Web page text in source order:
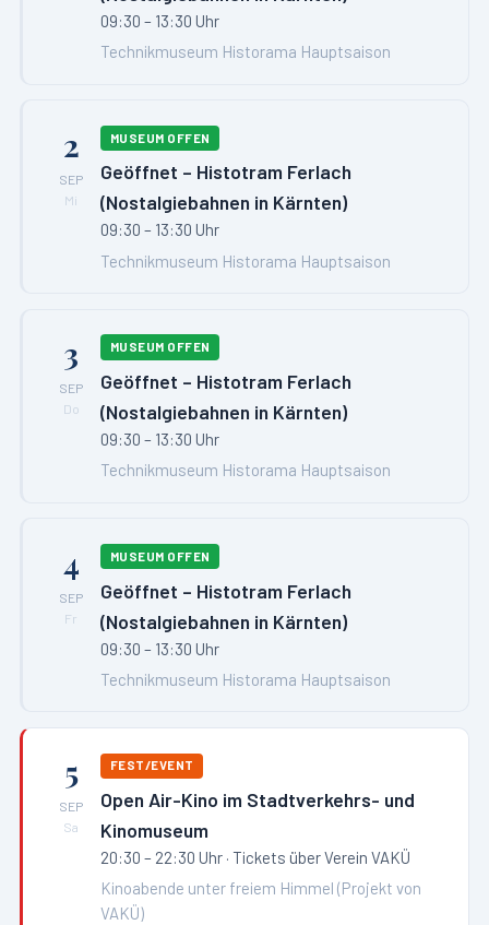
09:30 – 13:30 Uhr
Technikmuseum Historama Hauptsaison
2
SEP
Mi
MUSEUM OFFEN
Geöffnet – Histotram Ferlach
(Nostalgiebahnen in Kärnten)
09:30 – 13:30 Uhr
Technikmuseum Historama Hauptsaison
3
SEP
Do
MUSEUM OFFEN
Geöffnet – Histotram Ferlach
(Nostalgiebahnen in Kärnten)
09:30 – 13:30 Uhr
Technikmuseum Historama Hauptsaison
4
SEP
Fr
MUSEUM OFFEN
Geöffnet – Histotram Ferlach
(Nostalgiebahnen in Kärnten)
09:30 – 13:30 Uhr
Technikmuseum Historama Hauptsaison
5
SEP
Sa
FEST/EVENT
Open Air-Kino im Stadtverkehrs- und
Kinomuseum
20:30 – 22:30 Uhr · Tickets über Verein VAKÜ
Kinoabende unter freiem Himmel (Projekt von
VAKÜ)